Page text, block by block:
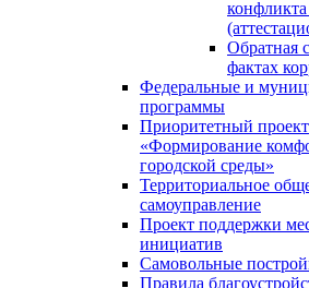
Обратная
фактах
Федеральные и
программы
Приоритетный проект
«Формирование
городской среды»
Территориальное
самоуправление
Проект поддержки
инициатив
Самовольные
Правила